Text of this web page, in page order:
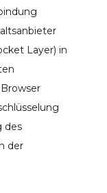
Layer) in
des
der